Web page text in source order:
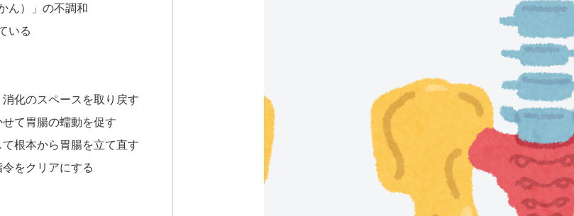
ん）」の不調和
いる
化のスペースを取り戻す
て胃腸の蠕動を促す
根本から胃腸を立て直す
をクリアにする